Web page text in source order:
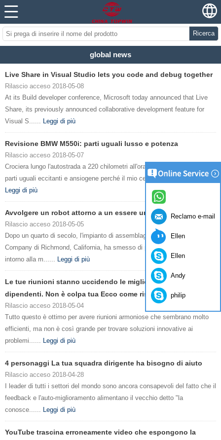
Ricerca
global news
Live Share in Visual Studio lets you code and debug together
Rilascio acceso 2018-05-08
At its Build developer conference, Microsoft today announced that Live
Share, its previously announced collaborative development feature for
Visual S...... Leggi di più
Revisione BMW M550i: parti uguali lusso e potenza
Rilascio acceso 2018-05-07
Crociera lungo l'autostrada a 220 chilometri all'ora (136 miglia all'ora) è
parti uguali eccitanti e ansiogene perché il mio cervello non può scuot......
Leggi di più
Avvolgere un robot attorno a un essere umano
Rilascio acceso 2018-05-05
Dopo un quarto di secolo, l'impianto di assemblaggio della Ford Motor
Company di Richmond, California, ha smesso di produrre automobili
intorno alla m...... Leggi di più
Le tue riunioni stanno uccidendo le migliori idee dei
dipendenti. Non è colpa tua Ecco come risolver
Rilascio acceso 2018-05-04
Tutto questo è ottimo per avere riunioni armoniose che sembrano molto
efficienti, ma non è così grande per trovare soluzioni innovative ai
problemi...... Leggi di più
4 personaggi La tua squadra dirigente ha bisogno di aiuto
Rilascio acceso 2018-04-28
I leader di tutti i settori del mondo sono ancora consapevoli del fatto che il
feedback e l'auto-miglioramento alimentano il vecchio detto "la
conosce...... Leggi di più
YouTube trascina erroneamente video che espongono la
Reclamo e-mail
Ellen
Ellen
Andy
philip